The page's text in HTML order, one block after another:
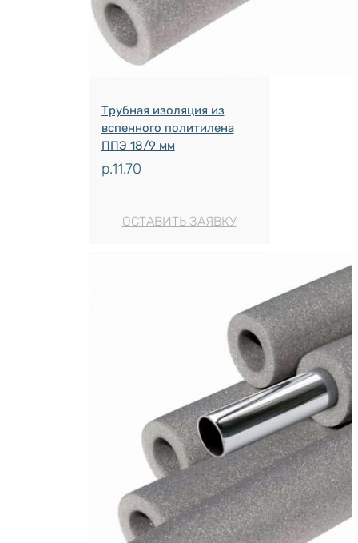
Трубная изоляция из
вспенного политилена
ППЭ 18/9 мм
р.11.70
ОСТАВИТЬ ЗАЯВКУ